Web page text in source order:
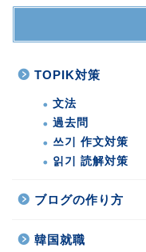
TOPIK対策
文法
過去問
쓰기 作文対策
읽기 読解対策
ブログの作り方
韓国就職